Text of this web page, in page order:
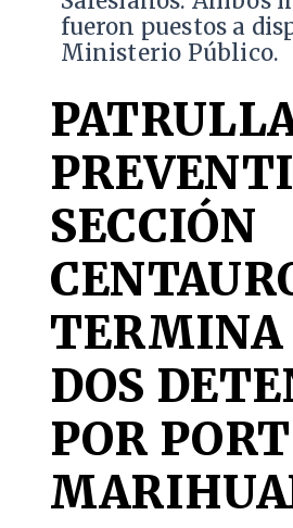
fueron puestos a
Ministerio Público.
SECCIÓN
TERMINA
DOS
POR